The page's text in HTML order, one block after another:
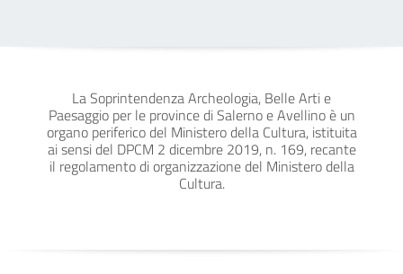
La Soprintendenza Archeologia, Belle Arti e
Paesaggio per le province di Salerno e Avellino è un
organo periferico del Ministero della Cultura, istituita
ai sensi del DPCM 2 dicembre 2019, n. 169, recante
il regolamento di organizzazione del Ministero della
Cultura.